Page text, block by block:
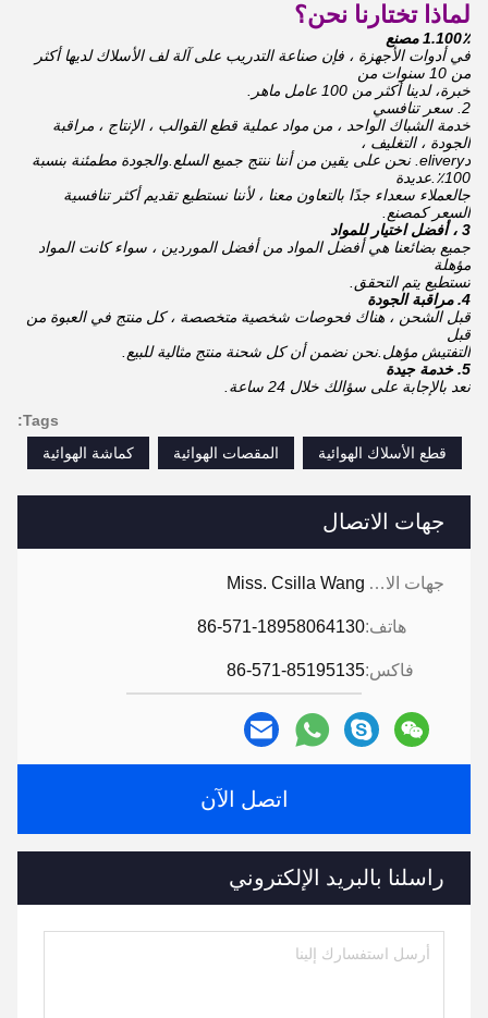
جهات الاتصال
جهات الاتصال: Miss. Csilla Wang
هاتف:86-571-18958064130
فاكس:86-571-85195135
اتصل الآن
راسلنا بالبريد الإلكتروني
لماذا تختارنا نحن؟
1.100٪ مصنع
في أدوات الأجهزة ، فإن صناعة التدريب على آلة لف الأسلاك لديها أكثر
من 10 سنوات من
خبرة،لدينا أكثر من 100 عامل ماهر.
2. سعر تنافسي
خدمة الشباك الواحد ، من مواد عملية قطع القوالب ، الإنتاج ، مراقبة
الجودة ، التغليف ،
دelivery. نحن على يقين من أننا ننتج جميع السلع.والجودة مطمئنة بنسبة
100٪.عديدة
جالعملاء سعداء جدًا بالتعاون معنا ، لأننا نستطيع تقديم أكثر تنافسية
السعر كمصنع.
3 ، أفضل اختيار للمواد
جميع بضائعنا هي أفضل المواد من أفضل الموردين ، سواء كانت المواد
مؤهلة
تستطيع يتم التحقق.
4. مراقبة الجودة
قبل الشحن ، هناك فحوصات شخصية متخصصة ، كل منتج في العبوة من
قبل
التفتيش مؤهل.نحن نضمن أن كل شحنة منتج مثالية للبيع.
5. خدمة جيدة
نعد بالإجابة على سؤالك خلال 24 ساعة.
Tags:
قطع الأسلاك الهوائية
المقصات الهوائية كماشة الهوائية